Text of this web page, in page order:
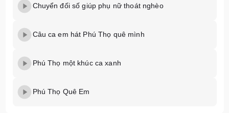
Chuyển đối số giúp phụ nữ thoát nghèo
Câu ca em hát Phú Thọ quê mình
Phú Thọ một khúc ca xanh
Phú Thọ Quê Em